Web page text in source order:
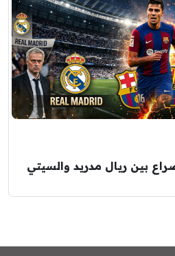
بين ريال مدريد والسيتي